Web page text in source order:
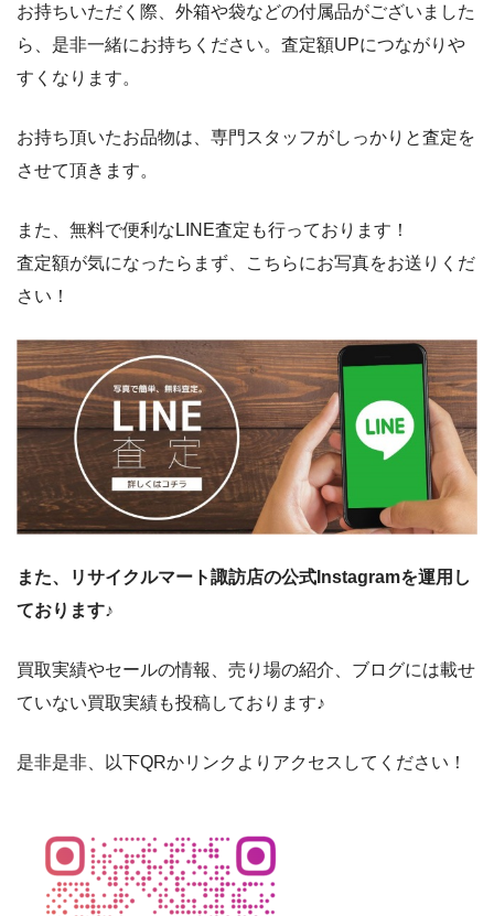
お持ちいただく際、外箱や袋などの付属品がございました
ら、是非一緒にお持ちください。査定額UPにつながりや
すくなります。
お持ち頂いたお品物は、専門スタッフがしっかりと査定を
させて頂きます。
また、無料で便利なLINE査定も行っております！
査定額が気になったらまず、こちらにお写真をお送りくだ
さい！
また、リサイクルマート諏訪店の公式Instagramを運用し
ております♪
買取実績やセールの情報、売り場の紹介、ブログには載せ
ていない買取実績も投稿しております♪
是非是非、以下QRかリンクよりアクセスしてください！